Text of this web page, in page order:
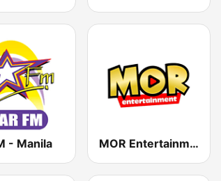
- Manila MOR Entertainment